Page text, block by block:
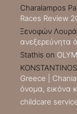
Charalampos
Races Review
Ξενοφών
ανεξερεύνητα
Stathis on
Greece |
όνομα, εικόνα
childcare